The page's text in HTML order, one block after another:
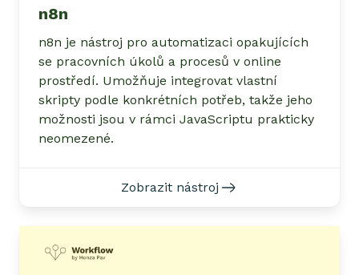
n8n
n8n je nástroj pro automatizaci opakujících
se pracovních úkolů a procesů v online
prostředí. Umožňuje integrovat vlastní
skripty podle konkrétních potřeb, takže jeho
možnosti jsou v rámci JavaScriptu prakticky
neomezené.
Zobrazit nástroj